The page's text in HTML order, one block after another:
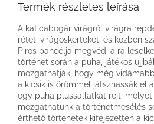
Termék részletes leírása
A katicabogár virágról virágra
rétet, virágoskerteket, és közben
Piros páncélja megvédi a rá
történet során a puha, játékos
mozgathatják, hogy még
a kicsik is örömmel játszhassák el
egy puha plüssállatkát rejt, melyet
mozgathatunk a történetmesélés
érthető történetek kifejezetten a